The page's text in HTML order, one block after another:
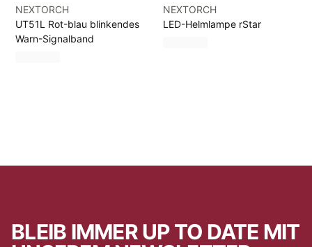
NEXTORCH
UT51L Rot-blau blinkendes
Warn-Signalband
NEXTORCH
LED-Helmlampe rStar
BLEIB IMMER UP TO DATE MIT